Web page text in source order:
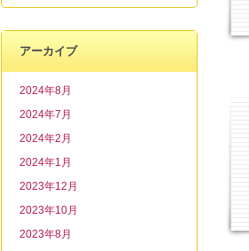
アーカイブ
2024年8月
2024年7月
2024年2月
2024年1月
2023年12月
2023年10月
2023年8月